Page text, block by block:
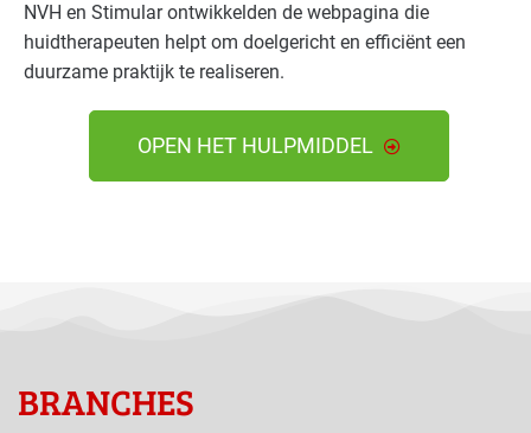
NVH en Stimular ontwikkelden de webpagina die
huidtherapeuten helpt om doelgericht en efficiënt een
duurzame praktijk te realiseren.
OPEN HET HULPMIDDEL
BRANCHES